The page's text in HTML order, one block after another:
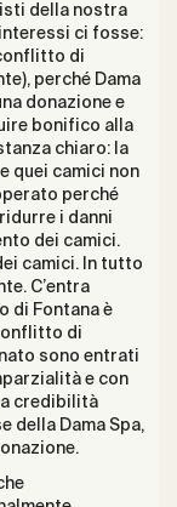
della nostra
ci fosse:
di
perché Dama
donazione e
bonifico alla
chiaro: la
quei camici non
perché
i danni
dei camici.
camici. In tutto
C’entra
di Fontana è
di
sono entrati
e con
credibilità
della Dama Spa,